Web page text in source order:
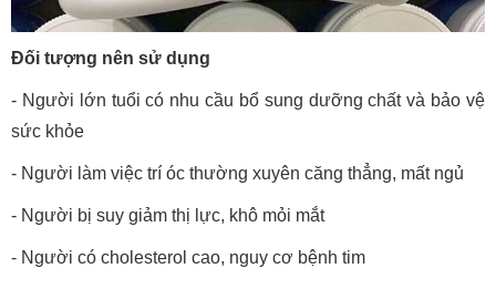
Đối tượng nên sử dụng
- Người lớn tuổi có nhu cầu bổ sung dưỡng chất và bảo vệ
sức khỏe
- Người làm việc trí óc thường xuyên căng thẳng, mất ngủ
- Người bị suy giảm thị lực, khô mỏi mắt
- Người có cholesterol cao, nguy cơ bệnh tim